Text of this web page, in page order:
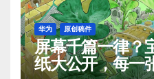
华为 原创稿件
屏幕千篇一律？
纸大公开，每一